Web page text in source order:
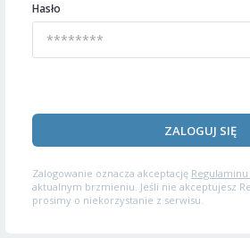
Hasło
ZALOGUJ SIĘ
Zalogowanie oznacza akceptację
aktualnym brzmieniu. Jeśli nie akceptujesz
prosimy o niekorzystanie z serwisu.